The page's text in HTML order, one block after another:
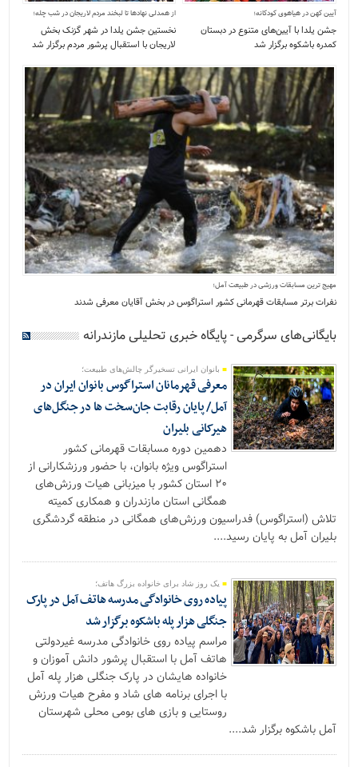
آیین کهن در هیاهوی کودکانه؛
جشن یلدا با آیین‌های متنوع در دبستان
کمدره باشکوه برگزار شد
از همدلی نهادها تا لبخند مردم لاریجان در شب چله؛
نخستین جشن یلدا در شهر گزنک بخش
لاریجان با استقبال پرشور مردم برگزار شد
مهیج ترین مسابقات ورزشی در طبیعت آمل؛
نفرات برتر مسابقات قهرمانی کشور استراگوس در بخش آقایان معرفی شدند
بایگانی‌های سرگرمی - پایگاه خبری تحلیلی مازندرانه
بانوان ایرانی تسخیرگر چالش‌های طبیعت؛
معرفی قهرمانان استراگوس بانوان ایران در
آمل/ پایان رقابت جان‌سخت ها در جنگل‌های
هیرکانی بلیران
دهمین دوره مسابقات قهرمانی کشور
استراگوس ویژه بانوان، با حضور ورزشکارانی از
۲۰ استان کشور با میزبانی هیات ورزش‌های
همگانی استان مازندران و همکاری کمیته
تلاش (استراگوس) فدراسیون ورزش‌های همگانی در منطقه گردشگری
بلیران آمل به پایان رسید....
یک روز شاد برای خانواده بزرگ هاتف؛
پیاده روی خانوادگی مدرسه هاتف آمل در پارک
جنگلی هزار پله باشکوه برگزار شد
مراسم پیاده روی خانوادگی مدرسه غیردولتی
هاتف آمل با استقبال پرشور دانش آموزان و
خانواده هایشان در پارک جنگلی هزار پله آمل
با اجرای برنامه های شاد و مفرح هیات ورزش
روستایی و بازی های بومی محلی شهرستان
آمل باشکوه برگزار شد....